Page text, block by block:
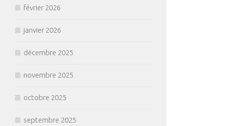
février 2026
janvier 2026
décembre 2025
novembre 2025
octobre 2025
septembre 2025